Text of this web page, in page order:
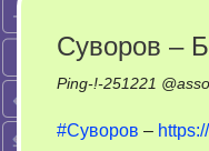
Суворов –
Ping-!-251221 @
#Суворов –